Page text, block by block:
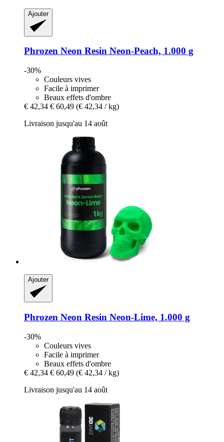
Ajouter
Phrozen Neon Resin Neon-​Peach, 1.000 g
-30%
Couleurs vives
Facile à imprimer
Beaux effets d'ombre
€ 42,34 € 60,49 (€ 42,34 / kg)
Livraison jusqu'au 14 août
Ajouter
Phrozen Neon Resin Neon-​Lime, 1.000 g
-30%
Couleurs vives
Facile à imprimer
Beaux effets d'ombre
€ 42,34 € 60,49 (€ 42,34 / kg)
Livraison jusqu'au 14 août